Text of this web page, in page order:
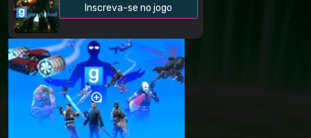
Inscreva-se no jogo